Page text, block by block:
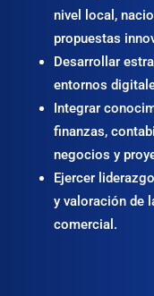
nivel local,
propuestas
Desarrollar
entornos
Integrar
finanzas,
negocios y
Ejercer
y valoración de
comercial.